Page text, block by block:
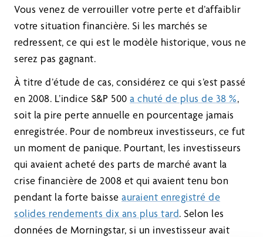
Vous venez de verrouiller votre perte et d’affaiblir
votre situation financière. Si les marchés se
redressent, ce qui est le modèle historique, vous ne
serez pas gagnant.
À titre d’étude de cas, considérez ce qui s’est passé
en 2008. L’indice S&P 500 a chuté de plus de 38 %,
soit la pire perte annuelle en pourcentage jamais
enregistrée. Pour de nombreux investisseurs, ce fut
un moment de panique. Pourtant, les investisseurs
qui avaient acheté des parts de marché avant la
crise financière de 2008 et qui avaient tenu bon
pendant la forte baisse auraient enregistré de
solides rendements dix ans plus tard. Selon les
données de Morningstar, si un investisseur avait